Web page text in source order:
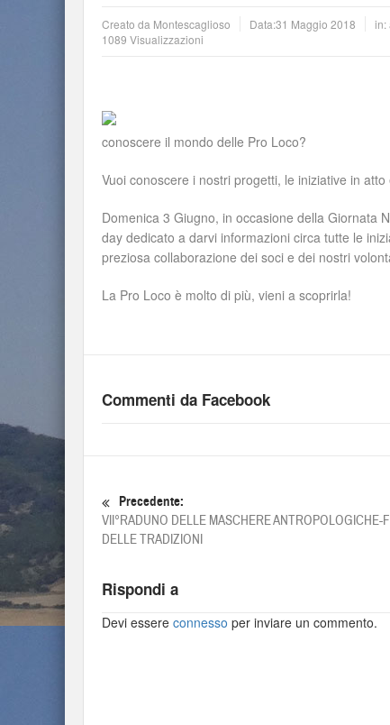
Creato da Montescaglioso Data:31 Maggio 2018 in:
1089 Visualizzazioni
conoscere il mondo delle Pro Loco?
Vuoi conoscere i nostri progetti, le iniziative in
Domenica 3 Giugno, in occasione della Giornata
day dedicato a darvi informazioni circa tutte le
preziosa collaborazione dei soci e dei nostri
La Pro Loco è molto di più, vieni a scoprirla!
Commenti da Facebook
Precedente:
VII°RADUNO DELLE MASCHERE ANTROPOLOGICHE-
DELLE TRADIZIONI
Rispondi a
Devi essere connesso per inviare un commento.